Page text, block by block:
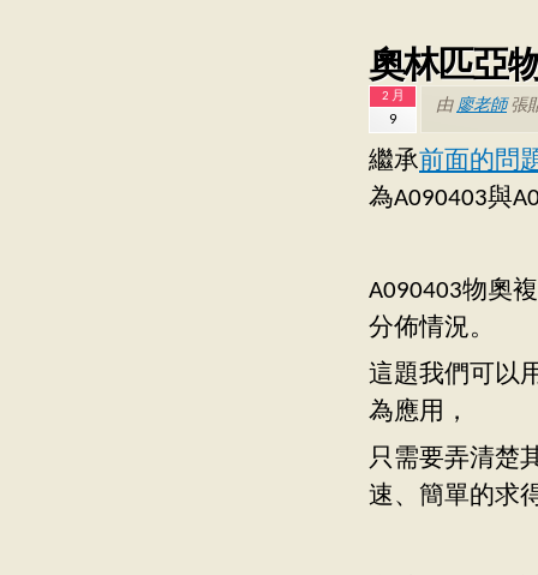
奧林匹亞
2 月
9
由廖老師張
繼承前面的問
為A090403與
A090403物奧
分佈情況。
這題我們可以
為應用，
只需要弄清楚
速、簡單的求